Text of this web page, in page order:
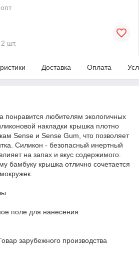
шт.
Доставка Оплата
понравится любителям экологичных
накладки крышка плотно
Sense и Sense Gum, что позволяет
Силикон - безопасный инертный
на запах и вкус содержимого.
бамбуку крышка отлично сочетается
поле для нанесения
зарубежного производства